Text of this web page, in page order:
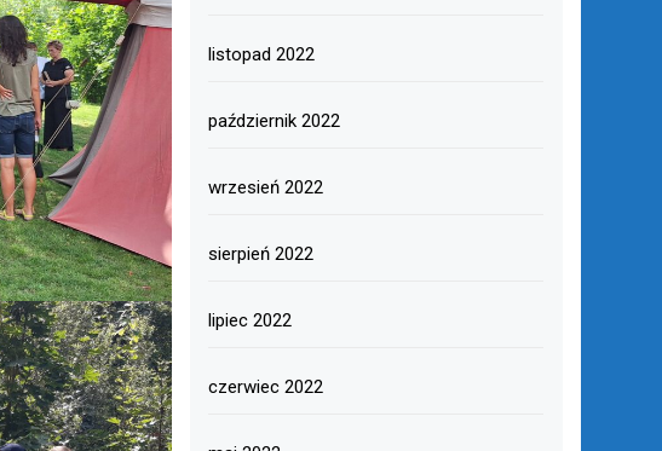
listopad 2022
październik 2022
wrzesień 2022
sierpień 2022
lipiec 2022
czerwiec 2022